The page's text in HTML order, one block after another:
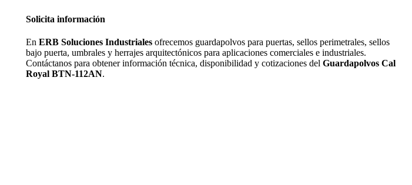
Solicita información
En ERB Soluciones Industriales ofrecemos guardapolvos para puertas, sellos perimetrales, sellos
bajo puerta, umbrales y herrajes arquitectónicos para aplicaciones comerciales e industriales.
Contáctanos para obtener información técnica, disponibilidad y cotizaciones del Guardapolvos Cal
Royal BTN-112AN.